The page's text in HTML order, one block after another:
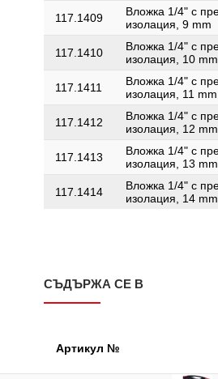
117.1409
Вложка 1/4" с
изолация, 9 mm
117.1410
Вложка 1/4" с
изолация, 10 mm
117.1411
Вложка 1/4" с
изолация, 11 mm
117.1412
Вложка 1/4" с
изолация, 12 mm
117.1413
Вложка 1/4" с
изолация, 13 mm
117.1414
Вложка 1/4" с
изолация, 14 mm
СЪДЪРЖА СЕ В
Артикул №